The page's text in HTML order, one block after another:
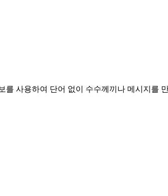
사용하여 단어 없이 수수께끼나 메시지를